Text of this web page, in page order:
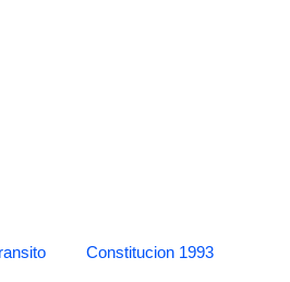
Constitucion 1993